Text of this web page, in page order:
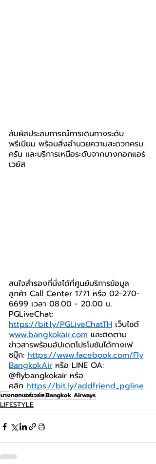
สัมผัสประสบการณ์การเดินทางระดับ
พรีเมียม พร้อมสิ่งอำนวยความสะดวกครบ
ครัน และบริการเหนือระดับจากบางกอกแอร์
เวย์ส
สนใจสำรองที่นั่งได้ที่ศูนย์บริการข้อมูล
ลูกค้า Call Center 1771 หรือ 02-270-
6699 เวลา 08.00 - 20.00 น.
PGLiveChat:
https://bit.ly/PGLiveChatTH เว็บไซต์
www.bangkokair.com และติดตาม
ข่าวสารพร้อมอัปเดตโปรโมชันได้ทางเฟ
ซบุ๊ก: https://www.facebook.com/Fly
BangkokAir หรือ LINE OA:
@flybangkokair หรือ
คลิก https://bit.ly/addfriend_pgline
บางกอกแอร์เวย์สBangkok Airways
LIFESTYLE